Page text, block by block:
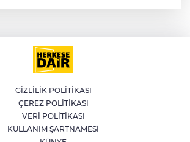
İlklerin festivalinde çocuklar da şen
İranlı yetkili, Hürmüz Boğazı'nın İran'a
yönelik tehditler sona erene kadar kapalı
kalacağını söyledi
GİZLİLİK POLİTİKASI
ÇEREZ POLİTİKASI
VERİ POLİTİKASI
KULLANIM ŞARTNAMESİ